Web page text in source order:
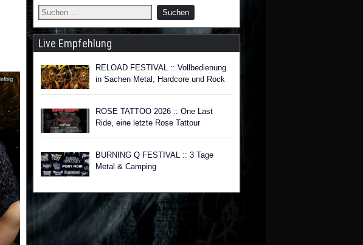
Live Empfehlung
RELOAD FESTIVAL :: Vollbedienung
in Sachen Metal, Hardcore und Rock
ROSE TATTOO 2026 :: One Last
Ride, eine letzte Rose Tattour
BURNING Q FESTIVAL :: 3 Tage
Metal & Camping